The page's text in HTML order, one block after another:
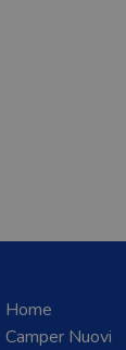
Home
Camper Nuovi